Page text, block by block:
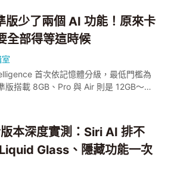
版少了兩個 AI 功能！原來卡
全部得等這時候
首次依記憶體分級，最低門檻為
版搭載 8GB、Pro 與 Air 則是 12GB～標
都保留！想一次擁有全部 AI 功能，得等
18，預計 2027 年春季登場。小編幫
檻設計～
本深度實測：Siri AI 排不
Glass、隱藏功能一次